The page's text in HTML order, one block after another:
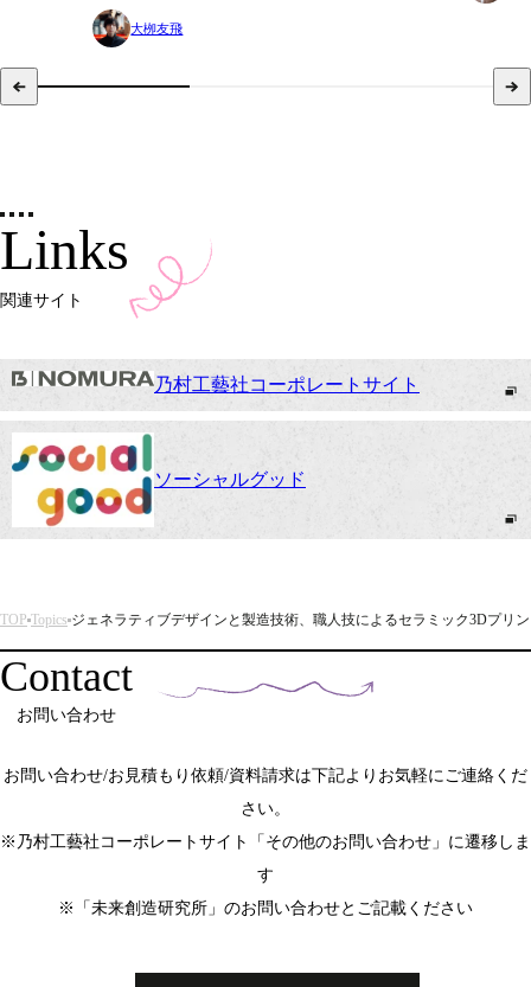
大栁友飛
Links
関連サイト
乃村工藝社コーポレートサイト
ソーシャルグッド
TOP Topics ジェネラティブデザインと製造技術、職人技によるセラミック3Dプリ
Contact
お問い合わせ
お問い合わせ/お見積もり依頼/資料請求は下記よりお気軽にご連絡くだ
さい。
※乃村工藝社コーポレートサイト「その他のお問い合わせ」に遷移しま
す
※「未来創造研究所」のお問い合わせとご記載ください